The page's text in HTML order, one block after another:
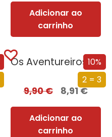
Adicionar ao
carrinho
10%
2 = 3
Os Aventureiros – O Mistério da Arrábida
9,90€ 8,91€
Adicionar ao
carrinho